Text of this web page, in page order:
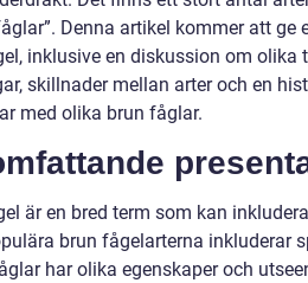
Denna artikel kommer att
inklusive en diskussion om olika
skillnader mellan arter och en
med olika brun fåglar.
är en bred term som kan
brun fågelarterna inkluderar
har olika egenskaper och